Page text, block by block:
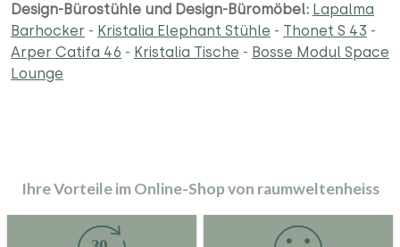
Design-Bürostühle und Design-Büromöbel: Lapalma
Barhocker - Kristalia Elephant Stühle - Thonet S 43 -
Arper Catifa 46 - Kristalia Tische - Bosse Modul Space
Lounge
Ihre Vorteile im Online-Shop von raumweltenheiss